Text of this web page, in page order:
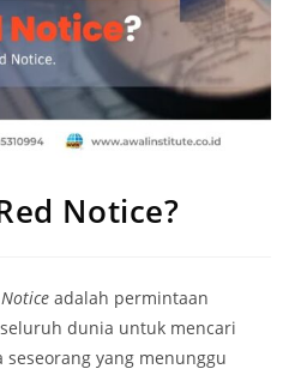
Notice?
adalah permintaan
dunia untuk mencari
yang menunggu